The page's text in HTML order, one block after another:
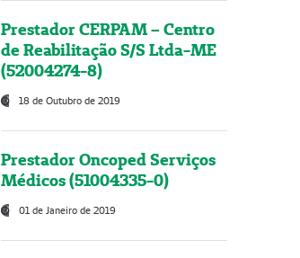
Prestador CERPAM – Centro
de Reabilitação S/S Ltda-ME
(52004274-8)
18 de Outubro de 2019
Prestador Oncoped Serviços
Médicos (51004335-0)
01 de Janeiro de 2019